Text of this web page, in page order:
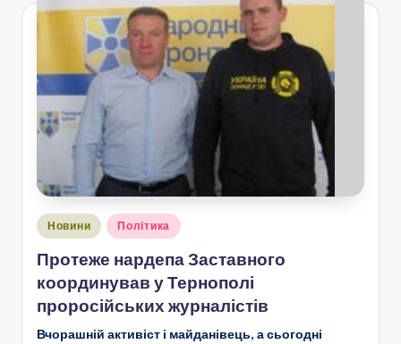
Опубліковано
Новини Політика
Протеже нардепа Заставного
координував у Тернополі
проросійських журналістів
Вчорашній активіст і майданівець, а сьогодні